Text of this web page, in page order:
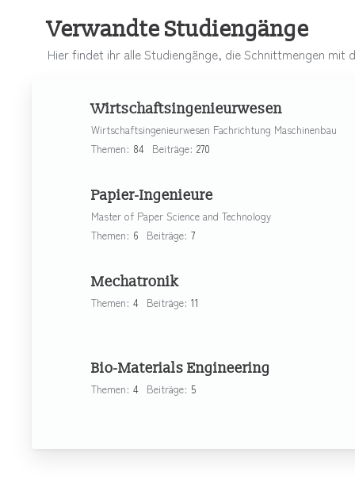
Verwandte Studiengänge
Hier findet ihr alle Studiengänge, die Schnittmengen mit
Wirtschaftsingenieurwesen
Wirtschaftsingenieurwesen Fachrichtung Maschinenbau
Themen 84 Beiträge 270
Papier-Ingenieure
Master of Paper Science and Technology
Themen 6 Beiträge 7
Mechatronik
Themen 4 Beiträge 11
Bio-Materials Engineering
Themen 4 Beiträge 5